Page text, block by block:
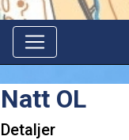
Natt OL
Detaljer